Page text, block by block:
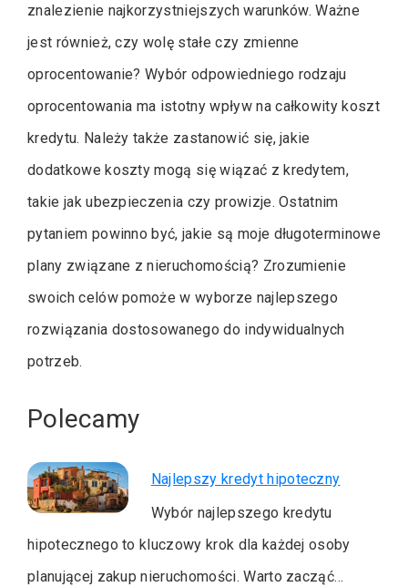
znalezienie najkorzystniejszych warunków. Ważne
jest również, czy wolę stałe czy zmienne
oprocentowanie? Wybór odpowiedniego rodzaju
oprocentowania ma istotny wpływ na całkowity koszt
kredytu. Należy także zastanowić się, jakie
dodatkowe koszty mogą się wiązać z kredytem,
takie jak ubezpieczenia czy prowizje. Ostatnim
pytaniem powinno być, jakie są moje długoterminowe
plany związane z nieruchomością? Zrozumienie
swoich celów pomoże w wyborze najlepszego
rozwiązania dostosowanego do indywidualnych
potrzeb.
Polecamy
Najlepszy kredyt hipoteczny
Wybór najlepszego kredytu
hipotecznego to kluczowy krok dla każdej osoby
planującej zakup nieruchomości. Warto zacząć…